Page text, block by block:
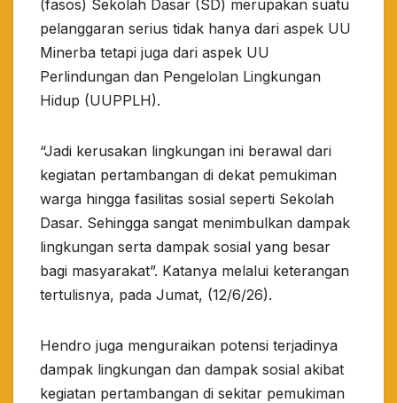
(fasos) Sekolah Dasar (SD) merupakan suatu
pelanggaran serius tidak hanya dari aspek UU
Minerba tetapi juga dari aspek UU
Perlindungan dan Pengelolan Lingkungan
Hidup (UUPPLH).
“Jadi kerusakan lingkungan ini berawal dari
kegiatan pertambangan di dekat pemukiman
warga hingga fasilitas sosial seperti Sekolah
Dasar. Sehingga sangat menimbulkan dampak
lingkungan serta dampak sosial yang besar
bagi masyarakat”. Katanya melalui keterangan
tertulisnya, pada Jumat, (12/6/26).
Hendro juga menguraikan potensi terjadinya
dampak lingkungan dan dampak sosial akibat
kegiatan pertambangan di sekitar pemukiman